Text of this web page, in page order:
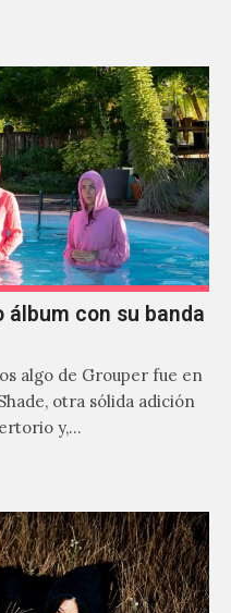
álbum con su banda
algo de Grouper fue en
otra sólida adición
y,…